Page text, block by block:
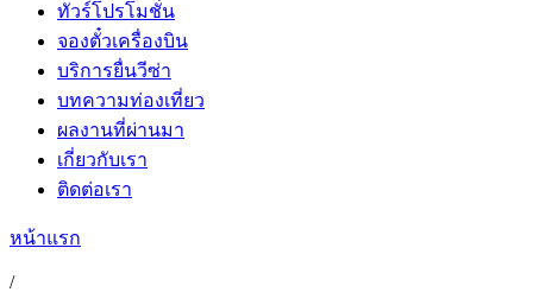
ทัวร์โปรโมชั่น
จองตั๋วเครื่องบิน
บริการยื่นวีซ่า
บทความท่องเที่ยว
ผลงานที่ผ่านมา
เกี่ยวกับเรา
ติดต่อเรา
หน้าแรก
/